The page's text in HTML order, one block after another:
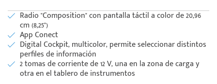
Escríbenos
+528121278366
Código
Postal
Ingresar
Radio "Composition" con pantalla táctil a color de 20,96
cm (8,25")
App Conect
Digital Cockpit, multicolor, permite seleccionar distintos
perfiles de información
2 tomas de corriente de 12 V, una en la zona de carga y
otra en el tablero de instrumentos